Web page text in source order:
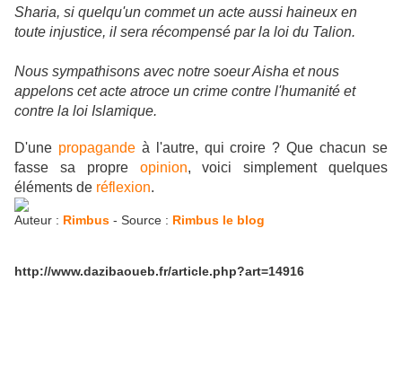
Sharia, si quelqu'un commet un acte aussi haineux en
toute injustice, il sera récompensé par la loi du Talion.
Nous sympathisons avec notre soeur Aisha et nous
appelons cet acte atroce un crime contre l'humanité et
contre la loi Islamique.
D'une propagandeà l'autre, qui croire ? Que chacun se
fasse sa propre opinion, voici simplement quelques
éléments de réflexion.
Auteur : Rimbus - Source : Rimbus le blog
http://www.dazibaoueb.fr/article.php?art=14916